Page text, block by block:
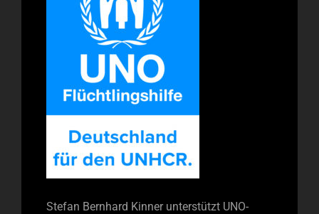
Stefan Bernhard Kinner unterstützt UNO-